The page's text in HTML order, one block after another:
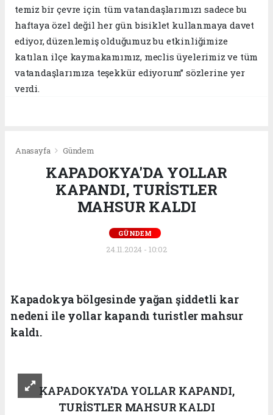
temiz bir çevre için tüm vatandaşlarımızı sadece bu
haftaya özel değil her gün bisiklet kullanmaya davet
ediyor, düzenlemiş olduğumuz bu etkinliğimize
katılan ilçe kaymakamımız, meclis üyelerimiz ve tüm
vatandaşlarımıza teşekkür ediyorum’’ sözlerine yer
verdi.
Anasayfa Gündem
KAPADOKYA'DA YOLLAR
KAPANDI, TURİSTLER
MAHSUR KALDI
GÜNDEM
24.11.2024 - 10:02
Kapadokya bölgesinde yağan şiddetli kar
nedeni ile yollar kapandı turistler mahsur
kaldı.
KAPADOKYA'DA YOLLAR KAPANDI,
TURİSTLER MAHSUR KALDI